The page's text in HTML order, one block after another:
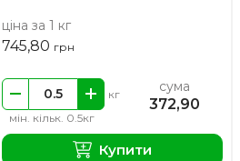
ціна за 1 кг
745,80 грн
мін. кільк. 0.5кг
кг сума
372,90
Купити